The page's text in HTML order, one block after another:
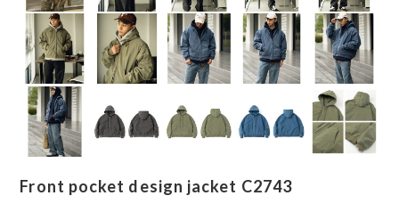
Front pocket design jacket C2743